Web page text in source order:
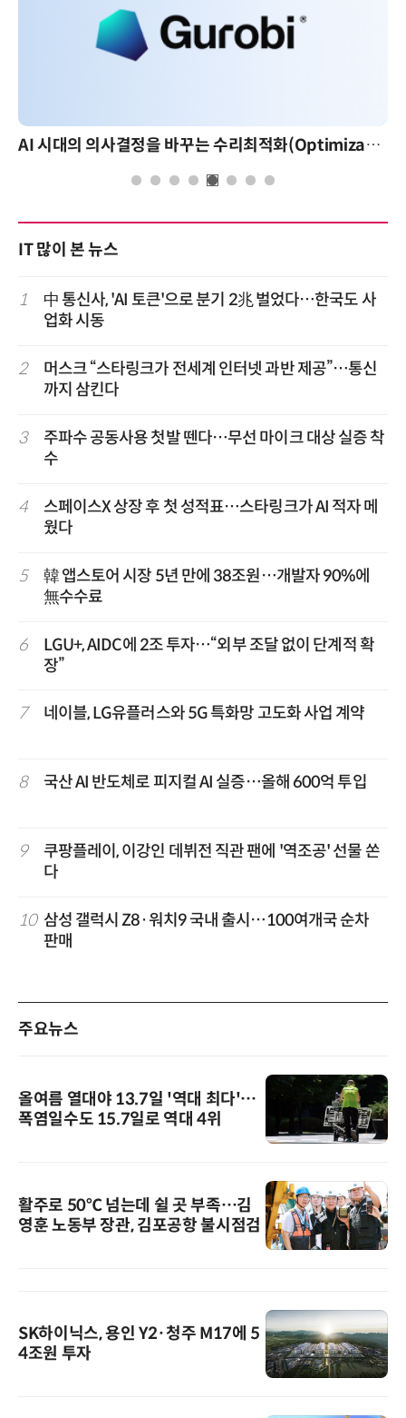
AI 시대의 의사결정을 바꾸는 수리최적화(Optimization): 실제 산업 적용 사례와 활용 전략
IT 많이 본 뉴스
1
中 통신사, 'AI 토큰'으로 분기 2兆 벌었다…한국도 사
업화 시동
2
머스크 “스타링크가 전세계 인터넷 과반 제공”…통신
까지 삼킨다
3
주파수 공동사용 첫발 뗀다…무선 마이크 대상 실증 착
수
4
스페이스X 상장 후 첫 성적표…스타링크가 AI 적자 메
웠다
5
韓 앱스토어 시장 5년 만에 38조원…개발자 90%에
無수수료
6
LGU+, AIDC에 2조 투자…“외부 조달 없이 단계적 확
장”
7 네이블, LG유플러스와 5G 특화망 고도화 사업 계약
8 국산 AI 반도체로 피지컬 AI 실증…올해 600억 투입
9
쿠팡플레이, 이강인 데뷔전 직관 팬에 '역조공' 선물 쏜
다
10 삼성 갤럭시 Z8·워치9 국내 출시…100여개국 순차
판매
주요뉴스
올여름 열대야 13.7일 '역대 최다'…
폭염일수도 15.7일로 역대 4위
활주로 50℃ 넘는데 쉴 곳 부족…김
영훈 노동부 장관, 김포공항 불시점검
SK하이닉스, 용인 Y2·청주 M17에 5
4조원 투자